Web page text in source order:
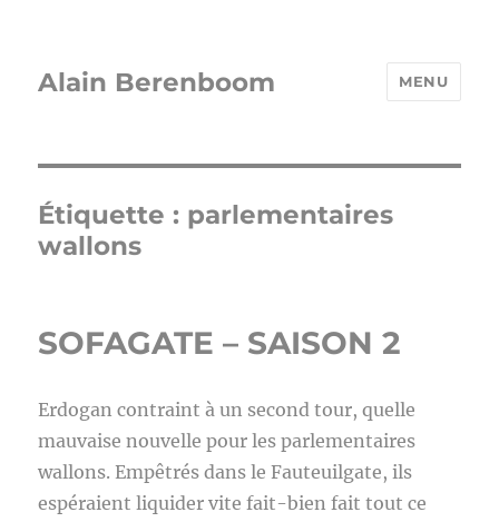
Alain Berenboom MENU
Étiquette : parlementaires
wallons
SOFAGATE – SAISON 2
Erdogan contraint à un second tour, quelle
mauvaise nouvelle pour les parlementaires
wallons. Empêtrés dans le Fauteuilgate, ils
espéraient liquider vite fait-bien fait tout ce